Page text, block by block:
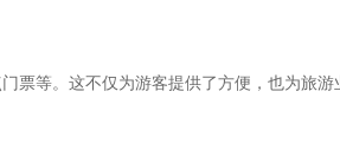
票等。这不仅为游客提供了方便，也为旅